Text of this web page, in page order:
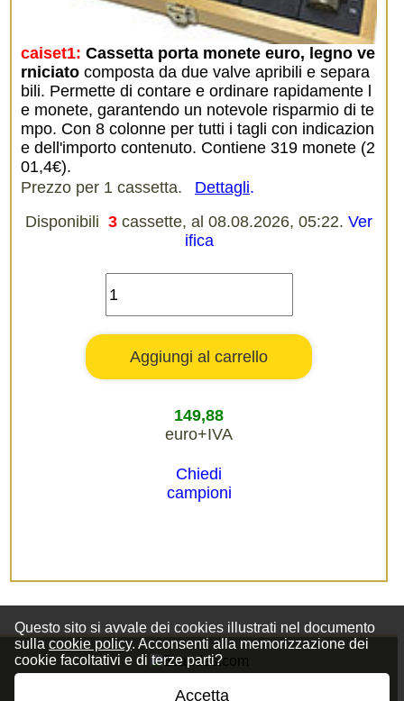
Questo sito si avvale dei cookies illustrati nel documento
sulla cookie policy. Acconsenti alla memorizzazione dei
cookie facoltativi e di terze parti?
Accetta
caiset1: Cassetta porta monete euro, legno ve
rniciato composta da due valve apribili e separa
bili. Permette di contare e ordinare rapidamente l
e monete, garantendo un notevole risparmio di te
mpo. Con 8 colonne per tutti i tagli con indicazion
e dell'importo contenuto. Contiene 319 monete (2
01,4€).
Prezzo per 1 cassetta.
Dettagli.
Disponibili 3 cassette, al 08.08.2026, 05:22. Ver
ifica
149,88
euro+IVA
Chiedi
campioni
Privacy Policy